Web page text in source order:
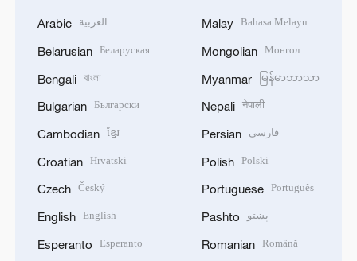
Arabic العربية
Belarusian Беларуская
Bengali বাংলা
Bulgarian Български
Cambodian ខ្មែរ
Croatian Hrvatski
Czech Český
English English
Esperanto Esperanto
Malay Bahasa Melayu
Mongolian Монгол
Myanmar မြန်မာဘာသာ
Nepali नेपाली
Persian فارسی
Polish Polski
Portuguese Português
Pashto پښتو
Romanian Română